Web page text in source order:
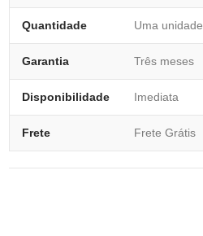
Quantidade Uma unidade
Garantia Três meses
Disponibilidade Imediata
Frete Frete Grátis